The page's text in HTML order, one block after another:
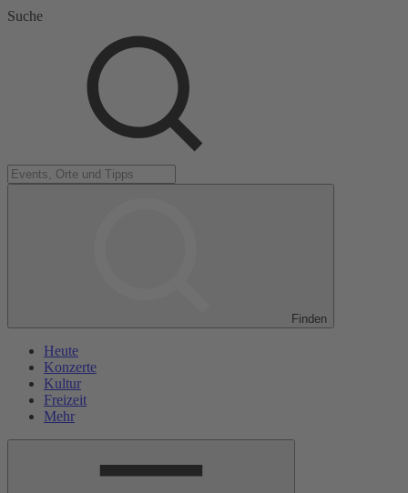
Suche
Finden
Heute
Konzerte
Kultur
Freizeit
Mehr